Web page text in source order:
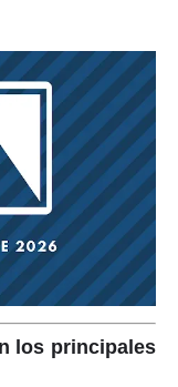
los principales